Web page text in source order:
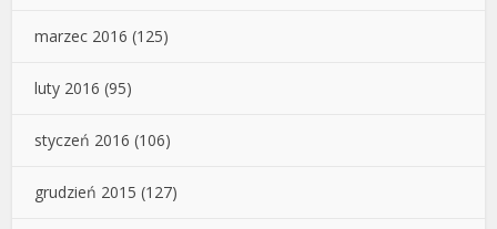
marzec 2016 (125)
luty 2016 (95)
styczeń 2016 (106)
grudzień 2015 (127)